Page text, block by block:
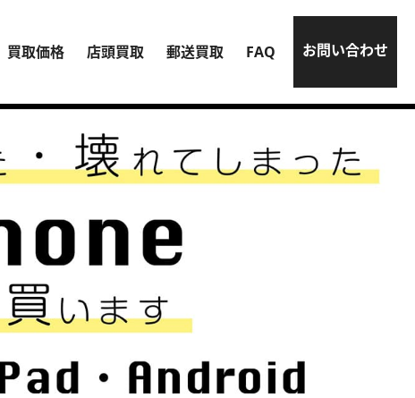
買取価格 店頭買取 郵送買取 FAQ お問い合わせ